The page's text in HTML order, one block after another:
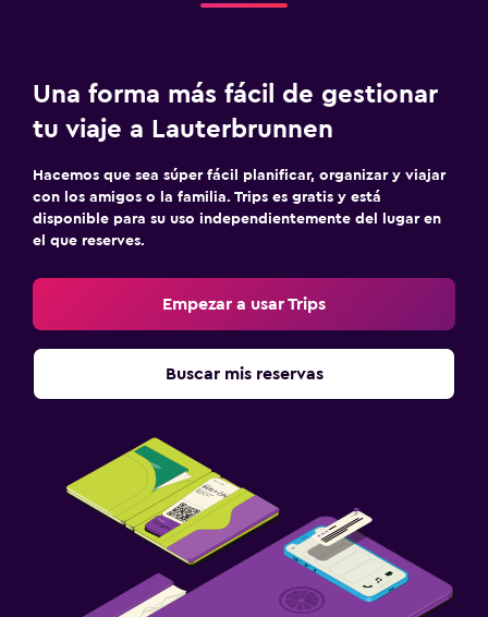
Una forma más fácil de gestionar
tu viaje a Lauterbrunnen
Hacemos que sea súper fácil planificar, organizar y viajar
con los amigos o la familia. Trips es gratis y está
disponible para su uso independientemente del lugar en
el que reserves.
Empezar a usar Trips
Buscar mis reservas